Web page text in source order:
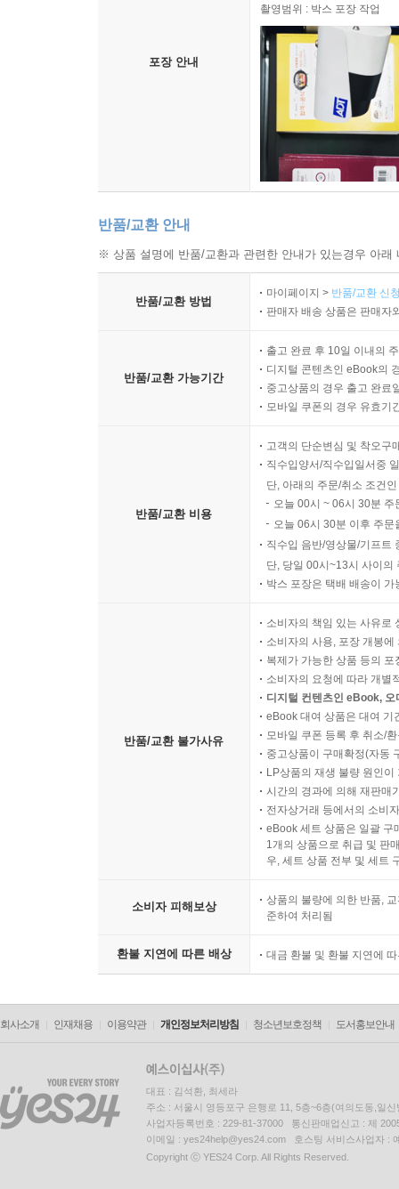
포장 안내
촬영범위 : 박스 포장 작업
반품/교환 안내
※ 상품 설명에 반품/교환과 관련한 안내가 있는경우 아
반품/교환 방법
마이페이지 > 반품/교환 신
판매자 배송 상품은 판매자
반품/교환 가능기간
출고 완료 후 10일 이내의
디지털 콘텐츠인 eBook의
중고상품의 경우 출고 완료
모바일 쿠폰의 경우 유효기
반품/교환 비용
고객의 단순변심 및 착오구
직수입양서/직수입일서중
단, 아래의 주문/취소 조건
오늘 00시 ~ 06시 30분
오늘 06시 30분 이후 주
직수입 음반/영상물/기프트
단, 당일 00시~13시 사이의
박스 포장은 택배 배송이
반품/교환 불가사유
소비자의 책임 있는 사유로
소비자의 사용, 포장 개봉
복제가 가능한 상품 등의
소비자의 요청에 따라 개별
디지털 컨텐츠인 eBook,
eBook 대여 상품은 대여 기
모바일 쿠폰 등록 후 취소/
중고상품이 구매확정(자동
LP상품의 재생 불량 원인
시간의 경과에 의해 재판매
전자상거래 등에서의 소비
eBook 세트 상품은 일괄 구
1개의 상품으로 취급 및 판
우, 세트 상품 전부 및 세트
소비자 피해보상
상품의 불량에 의한 반품,
준하여 처리됨
환불 지연에 따른 배상 대금 환불 및 환불 지연에
회사소개 인재채용 이용약관 개인정보처리방침 청소년보호정책 도서홍보안내
대표 : 김석환, 최세라
주소 : 서울시 영등포구 은행로 11, 5층~6층(여의도동,일신
사업자등록번호 : 229-81-37000 통신판매업신고 : 제
이메일 : yes24help@yes24.com 호스팅 서비스사업자 :
Copyright ⓒ YES24 Corp. All Rights Reserved.